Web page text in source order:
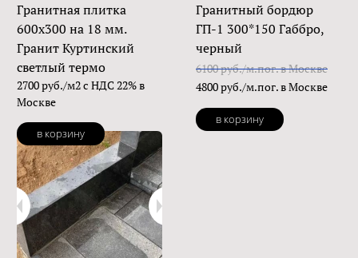
Гранитная плитка
600х300 на 18 мм.
Гранит Куртинский
светлый термо
2700 руб./м2 с НДС 22% в
Москве
в корзину
Гранитный бордюр
ГП-1 300*150 Габбро,
черный
6100 руб./м.пог. в Москве
4800 руб./м.пог. в Москве
в корзину